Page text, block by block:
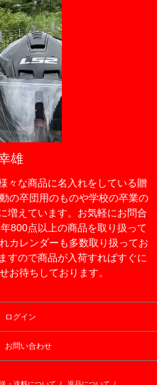
雄
々な商品に名入れをしている贈
の卒団用のものや学校の卒業の
増えています。お気軽にお問合
800点以上の商品を取り扱って
カレンダーも多数取り扱ってお
すので商品が入荷すればすぐに
お待ちしております。
ログイン
お問い合わせ